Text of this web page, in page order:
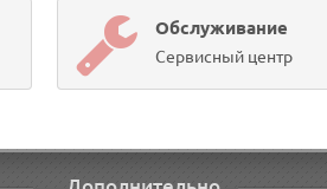
Обслуживание
Сервисный центр